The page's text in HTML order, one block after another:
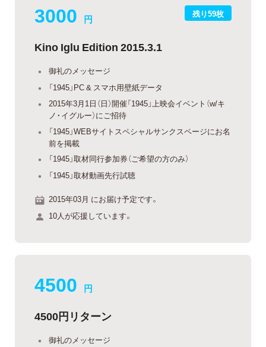
残り59枚
3000 円
Kino Iglu Edition 2015.3.1
御礼のメッセージ
「1945」PC & スマホ用壁紙データ
2015年3月1日（日）開催「1945」上映会イベント（w/キ
ノ・イグルー）にご招待
「1945」WEBサイトスペシャルサンクスページにお名
前を掲載
「1945」取材同行参加券（ご希望の方のみ）
「1945」取材動画先行試聴
2015年03月 にお届け予定です。
10人が応援しています。
4500 円
4500円リターン
御礼のメッセージ